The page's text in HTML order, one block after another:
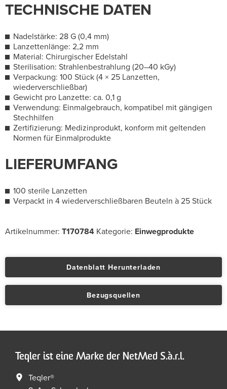
TECHNISCHE DATEN
Nadelstärke: 28 G (0,4 mm)
Lanzettenlänge: 2,2 mm
Material: Chirurgischer Edelstahl
Sterilisation: Strahlenbestrahlung (20–40 kGy)
Verpackung: 100 Stück (4 × 25 Lanzetten,
wiederverschließbar)
Gewicht pro Lanzette: ca. 0,1 g
Verwendung: Einmalgebrauch, kompatibel mit gängigen
Stechhilfen
Zertifizierung: Medizinprodukt, konform mit geltenden
Normen für Einmalprodukte
LIEFERUMFANG
100 sterile Lanzetten
Verpackt in 4 wiederverschließbaren Beuteln à 25 Stück
Artikelnummer: T170784 Kategorie: Einwegprodukte
Datenblatt Herunterladen
Bezugsquellen
Teqler ist eine Marke der NetMed S.à.r.l.
Teqler®